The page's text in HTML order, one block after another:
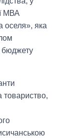
МВА
оселя», яка
бюджету
товариство,